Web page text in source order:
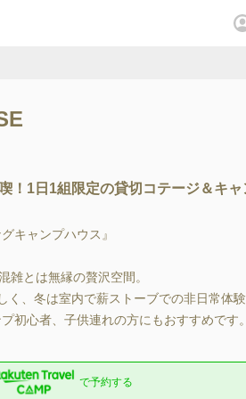
！1日1組限定の貸切コテージ＆キャ
キャンプハウス』
雑とは無縁の贅沢空間。
、冬は室内で薪ストーブでの非日常体験
初心者、子供連れの方にもおすすめです。
で予約する